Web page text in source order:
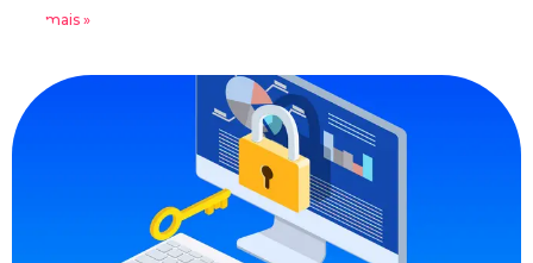
Leia mais »